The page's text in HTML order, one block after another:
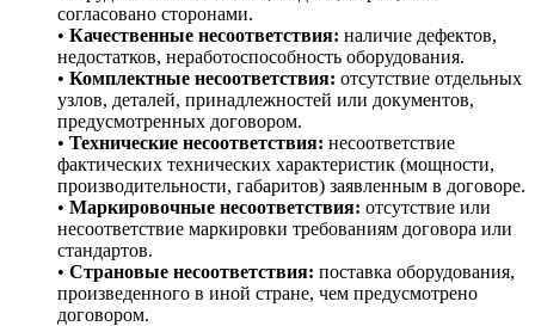
согласовано сторонами.
• Качественные несоответствия: наличие дефектов,
недостатков, неработоспособность оборудования.
• Комплектные несоответствия: отсутствие отдельных
узлов, деталей, принадлежностей или документов,
предусмотренных договором.
• Технические несоответствия: несоответствие
фактических технических характеристик (мощности,
производительности, габаритов) заявленным в договоре.
• Маркировочные несоответствия: отсутствие или
несоответствие маркировки требованиям договора или
стандартов.
• Страновые несоответствия: поставка оборудования,
произведенного в иной стране, чем предусмотрено
договором.